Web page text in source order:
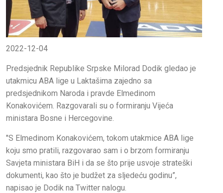
2022-12-04
Predsjednik Republike Srpske Milorad Dodik gledao je
utakmicu ABA lige u Laktašima zajedno sa
predsjednikom Naroda i pravde Elmedinom
Konakovićem. Razgovarali su o formiranju Vijeća
ministara Bosne i Hercegovine.
"S Elmedinom Konakovićem, tokom utakmice ABA lige
koju smo pratili, razgovarao sam i o brzom formiranju
Savjeta ministara BiH i da se što prije usvoje strateški
dokumenti, kao što je budžet za sljedeću godinu”,
napisao je Dodik na Twitter nalogu.